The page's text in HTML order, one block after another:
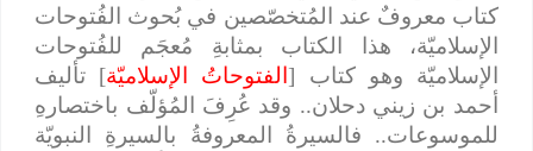
كتاب معروفٌ عند المُتخصّصين في بُحوث الفُتوحات
الإسلاميّة، هذا الكتاب بمثابةِ مُعجَم للفُتوحات
الإسلاميّة وهو كتاب [
الفتوحاتُ الإسلاميّة] تأليف
أحمد بن زيني دحلان.. وقد عُرِفَ المُؤلّف باختصارهِ
للموسوعات.. فالسيرةُ المعروفةُ بالسيرةِ النبويّة